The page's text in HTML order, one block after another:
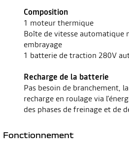
Composition
1 moteur thermique
Boîte de vitesse automatique
embrayage
1 batterie de traction 280V
Recharge de la batterie
Pas besoin de branchement,
recharge en roulage via
des phases de freinage et de
Fonctionnement